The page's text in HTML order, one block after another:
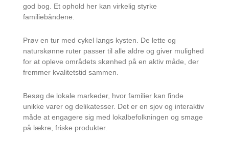
god bog. Et ophold her kan virkelig styrke
familiebåndene.
Prøv en tur med cykel langs kysten. De lette og
naturskønne ruter passer til alle aldre og giver mulighed
for at opleve områdets skønhed på en aktiv måde, der
fremmer kvalitetstid sammen.
Besøg de lokale markeder, hvor familier kan finde
unikke varer og delikatesser. Det er en sjov og interaktiv
måde at engagere sig med lokalbefolkningen og smage
på lækre, friske produkter.